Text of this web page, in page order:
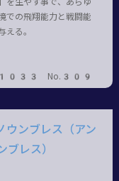
を生やす事で、あらゆ
での飛翔能力と戦闘能
える。
No.309
ウンブレス（アン
ブレス）